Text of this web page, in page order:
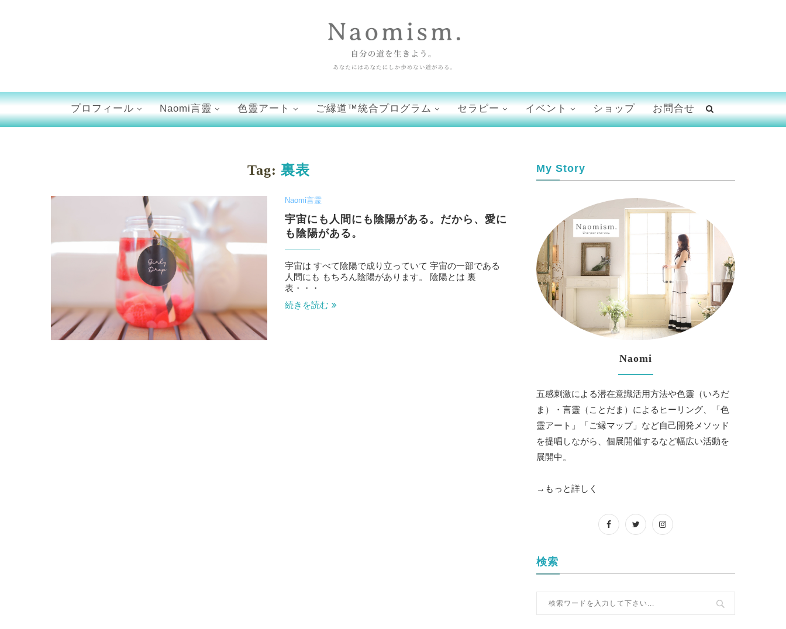
プロフィール Naomi言靈 色靈アート ご縁道™統合プログラム セラピー イベント ショップ お問合せ
Tag: 裏表
Naomi言霊
宇宙にも人間にも陰陽がある。だから、愛に
も陰陽がある。
宇宙は すべて陰陽で成り立っていて 宇宙の一部である
人間にも もちろん陰陽があります。 陰陽とは 裏
表・・・
続きを読む
My Story
Naomi
五感刺激による潜在意識活用方法や色靈（いろだ
ま）・言靈（ことだま）によるヒーリング、「色
靈アート」「ご縁マップ」など自己開発メソッド
を提唱しながら、個展開催するなど幅広い活動を
展開中。
→もっと詳しく
検索